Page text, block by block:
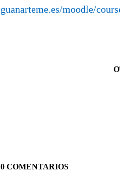
guanarteme.es/moodle/
0 COMENTARIOS